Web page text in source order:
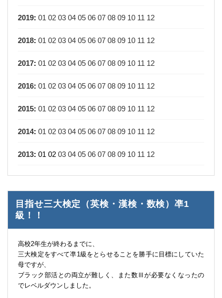
2019: 01 02 03 04 05 06 07 08 09 10 11 12
2018: 01 02 03 04 05 06 07 08 09 10 11 12
2017: 01 02 03 04 05 06 07 08 09 10 11 12
2016: 01 02 03 04 05 06 07 08 09 10 11 12
2015: 01 02 03 04 05 06 07 08 09 10 11 12
2014: 01 02 03 04 05 06 07 08 09 10 11 12
2013: 01 02 03 04 05 06 07 08 09 10 11 12
目指せ三大検定（英検・漢検・数検）凖1
級！！
高校2年生が終わるまでに、
三大検定をすべて凖1級をとらせることを勝手に目標にしていた
母ですが、
ブラック部活との両立が難しく、また数Ⅲが必要なくなったの
でレベルダウンしました。